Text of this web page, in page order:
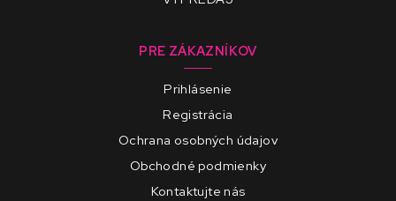
PRE ZÁKAZNÍKOV
Prihlásenie
Registrácia
Ochrana osobných údajov
Obchodné podmienky
Kontaktujte nás